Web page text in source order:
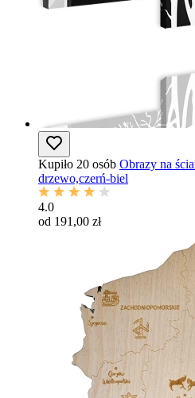
Kupiło 20 osób Obrazy na
drzewo,czerń-biel
4.0
od 191,00 zł